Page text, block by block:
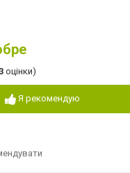
оцінки)
Я рекомендую